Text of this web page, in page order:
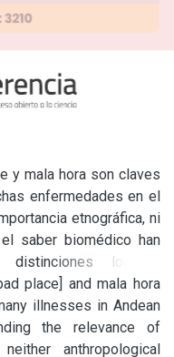
y mala hora son claves
enfermedades en el
etnográfica, ni
saber biomédico han
locales,
Nuestro objetivo es
de la producción
hipótesis es que se
de ciertos supuestos
place] and mala hora
illnesses in Andean
the relevance of
anthropological